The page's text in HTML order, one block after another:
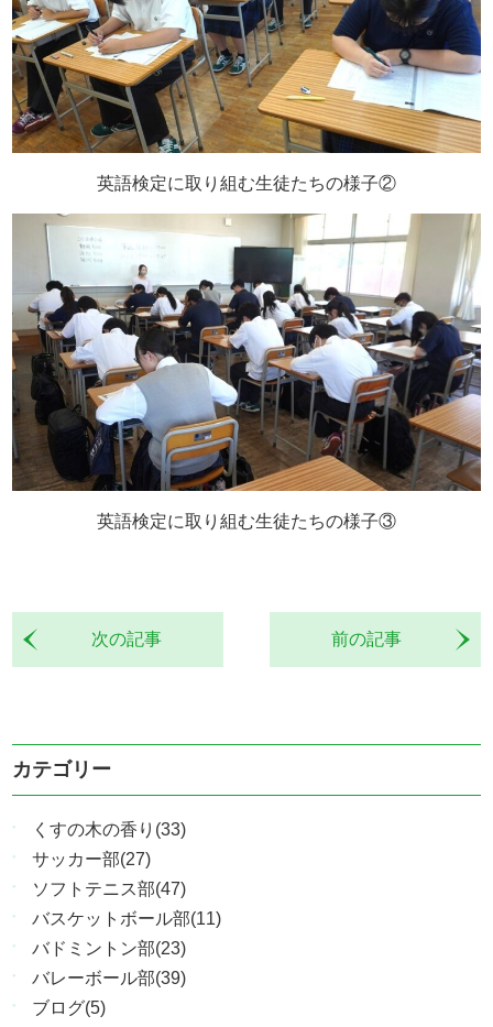
英語検定に取り組む生徒たちの様子②
英語検定に取り組む生徒たちの様子③
前の記事
次の記事
カテゴリー
くすの木の香り(33)
サッカー部(27)
ソフトテニス部(47)
バスケットボール部(11)
バドミントン部(23)
バレーボール部(39)
ブログ(5)